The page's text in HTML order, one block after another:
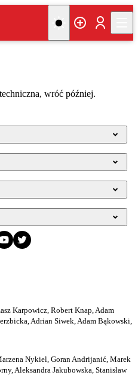
wróć później.
Karpowicz, Robert Knap, Adam
Adrian Siwek, Adam Bąkowski,
Nykiel, Goran Andrijanić, Marek
Aleksandra Jakubowska, Stanisław